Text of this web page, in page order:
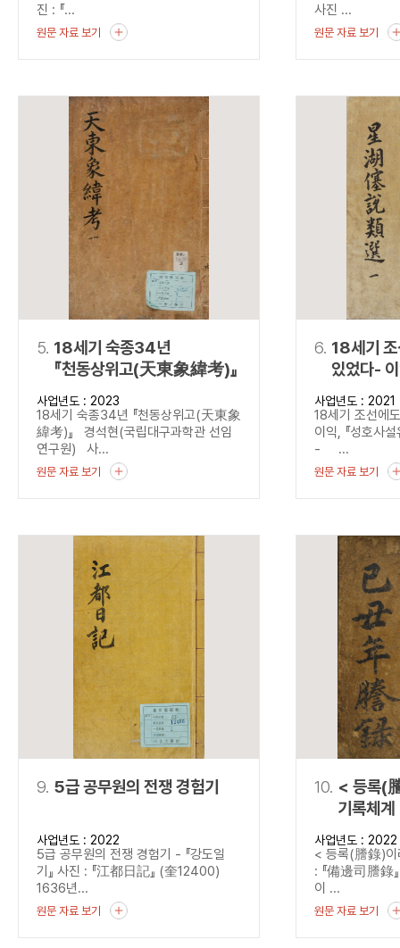
진 : 『...
원문 자료 보기
사진 ...
원문 자료 보기
5. 18세기 숙종34년
『천동상위고(天東象緯考)』
사업년도 : 2023
18세기 숙종34년 『천동상위고(天東象
緯考)』 경석현(국립대구과학관 선임
연구원) 사...
원문 자료 보기
6. 18세기
있었다-
(星湖僿
사업년도 : 2021
18세기 조선에
이익, 『성호사
- ...
원문 자료 보기
9. 5급 공무원의 전쟁 경험기
사업년도 : 2022
5급 공무원의 전쟁 경험기 - 『강도일
기』 사진 : 『江都日記』 (奎12400)
1636년...
원문 자료 보기
10. < 등록(
기록체
사업년도 : 2022
< 등록(謄錄)이
: 『備邊司謄錄
이 ...
원문 자료 보기